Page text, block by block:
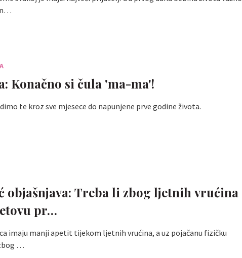
Konačno si čula 'ma-ma'!
te kroz sve mjesece do napunjene prve godine života.
objašnjava: Treba li zbog ljetnih vrućina
pr…
imaju manji apetit tijekom ljetnih vrućina, a uz pojačanu fizičku
…